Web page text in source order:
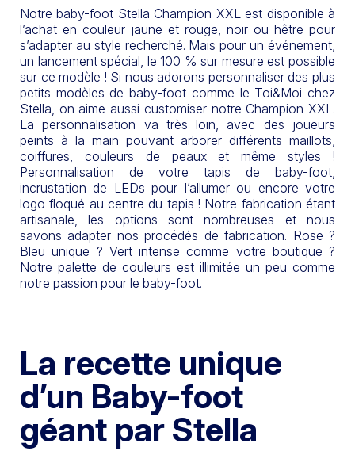
Notre baby-foot Stella Champion XXL est disponible à
l’achat en couleur jaune et rouge, noir ou hêtre pour
s’adapter au style recherché. Mais pour un événement,
un lancement spécial, le 100 % sur mesure est possible
sur ce modèle ! Si nous adorons personnaliser des plus
petits modèles de baby-foot comme le Toi&Moi chez
Stella, on aime aussi customiser notre Champion XXL.
La personnalisation va très loin, avec des joueurs
peints à la main pouvant arborer différents maillots,
coiffures, couleurs de peaux et même styles !
Personnalisation de votre tapis de baby-foot,
incrustation de LEDs pour l’allumer ou encore votre
logo floqué au centre du tapis ! Notre fabrication étant
artisanale, les options sont nombreuses et nous
savons adapter nos procédés de fabrication. Rose ?
Bleu unique ? Vert intense comme votre boutique ?
Notre palette de couleurs est illimitée un peu comme
notre passion pour le baby-foot.
La recette unique
d’un Baby-foot
géant par Stella